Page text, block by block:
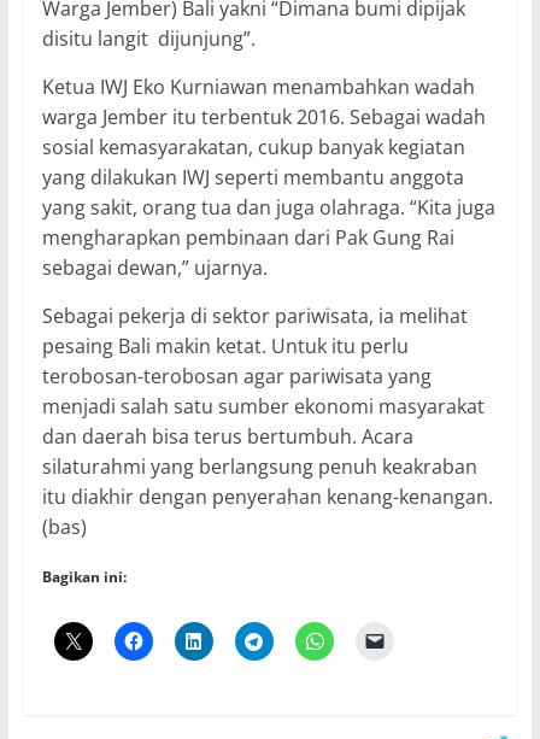
Warga Jember) Bali yakni “Dimana bumi dipijak
disitu langit dijunjung”.
Ketua IWJ Eko Kurniawan menambahkan wadah
warga Jember itu terbentuk 2016. Sebagai wadah
sosial kemasyarakatan, cukup banyak kegiatan
yang dilakukan IWJ seperti membantu anggota
yang sakit, orang tua dan juga olahraga. “Kita juga
mengharapkan pembinaan dari Pak Gung Rai
sebagai dewan,” ujarnya.
Sebagai pekerja di sektor pariwisata, ia melihat
pesaing Bali makin ketat. Untuk itu perlu
terobosan-terobosan agar pariwisata yang
menjadi salah satu sumber ekonomi masyarakat
dan daerah bisa terus bertumbuh. Acara
silaturahmi yang berlangsung penuh keakraban
itu diakhir dengan penyerahan kenang-kenangan.
(bas)
Bagikan ini: